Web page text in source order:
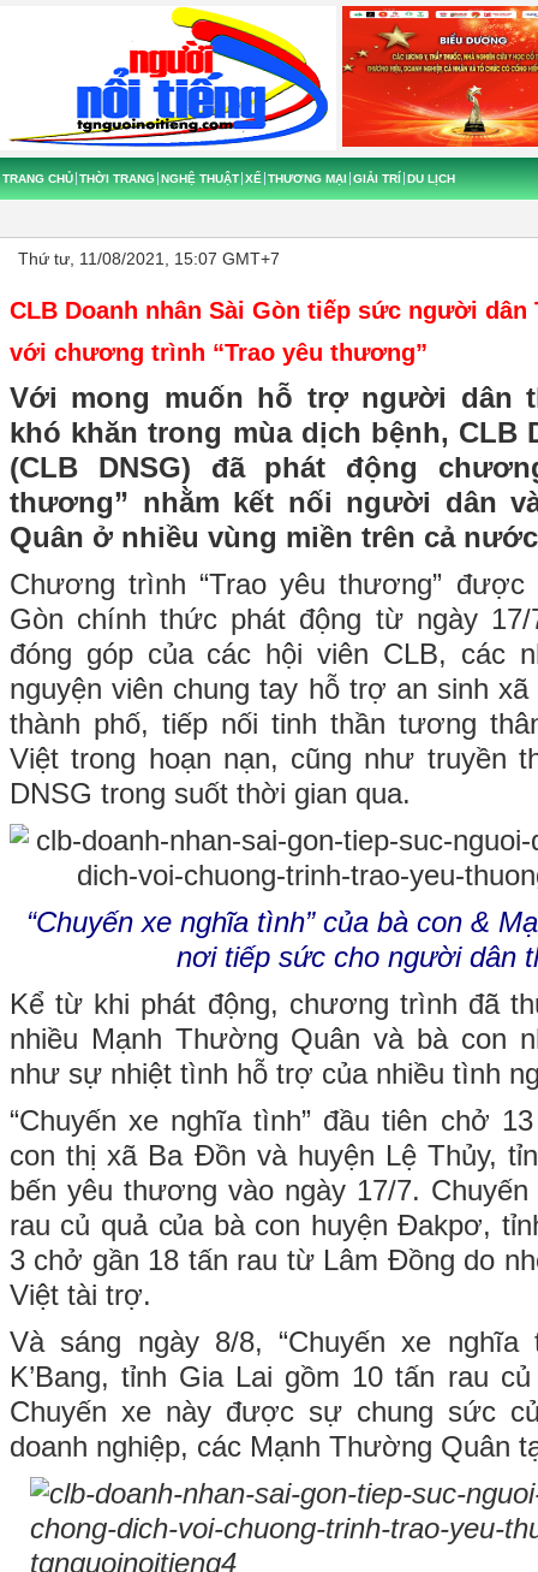
TRANG CHỦ THỜI TRANG NGHỆ THUẬT XẾ THƯƠNG MẠI GIẢI TRÍ DU LỊCH
Thứ tư, 11/08/2021, 15:07 GMT+7
CLB Doanh nhân Sài Gòn tiếp sức người dân
với chương trình “Trao yêu thương”
Với mong muốn hỗ trợ người dân
khó khăn trong mùa dịch bệnh, CLB
(CLB DNSG) đã phát động
thương” nhằm kết nối người dân
Quân ở nhiều vùng miền trên cả
Chương trình “Trao yêu thương” được
Gòn chính thức phát động từ ngày 17/
đóng góp của các hội viên CLB, các
nguyện viên chung tay hỗ trợ an sinh
thành phố, tiếp nối tinh thần tương
Việt trong hoạn nạn, cũng như truyền
DNSG trong suốt thời gian qua.
“Chuyến xe nghĩa tình” của bà con &
nơi tiếp sức cho người dân
Kể từ khi phát động, chương trình đã
nhiều Mạnh Thường Quân và bà con
như sự nhiệt tình hỗ trợ của nhiều tình
“Chuyến xe nghĩa tình” đầu tiên chở
con thị xã Ba Đồn và huyện Lệ Thủy,
bến yêu thương vào ngày 17/7.
rau củ quả của bà con huyện Đakpơ,
3 chở gần 18 tấn rau từ Lâm Đồng do
Việt tài trợ.
Và sáng ngày 8/8, “Chuyến xe
K’Bang, tỉnh Gia Lai gồm 10 tấn rau
Chuyến xe này được sự chung sức
doanh nghiệp, các Mạnh Thường Quân